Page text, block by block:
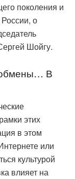
поколения и
о
Шойгу.
обмены… В
этих
в этом
или
культурой
влияет на